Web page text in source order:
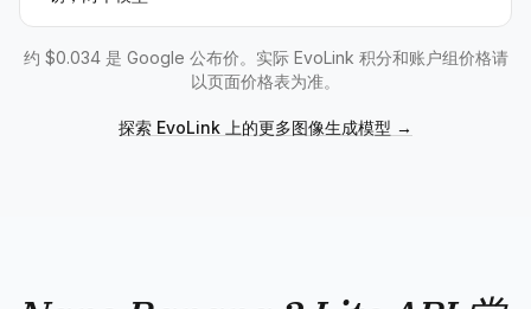
约 $0.034 是 Google 公布价。实际 EvoLink 积分和账户组价格请
以页面价格表为准。
探索 EvoLink 上的更多图像生成模型 →